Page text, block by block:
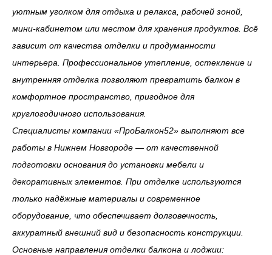
уютным уголком для отдыха и релакса, рабочей зоной,
мини-кабинетом или местом для хранения продуктов. Всё
зависит от качества отделки и продуманности
интерьера. Профессиональное утепление, остекление и
внутренняя отделка позволяют превратить балкон в
комфортное пространство, пригодное для
круглогодичного использования.
Специалисты компании «ПроБалкон52» выполняют все
работы в Нижнем Новгороде — от качественной
подготовки основания до установки мебели и
декоративных элементов. При отделке используются
только надёжные материалы и современное
оборудование, что обеспечивает долговечность,
аккуратный внешний вид и безопасность конструкции.
Основные направления отделки балкона и лоджии: